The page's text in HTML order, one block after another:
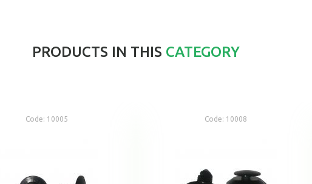
PRODUCTS IN THIS CATEGORY
Code: 10005 Code: 10008